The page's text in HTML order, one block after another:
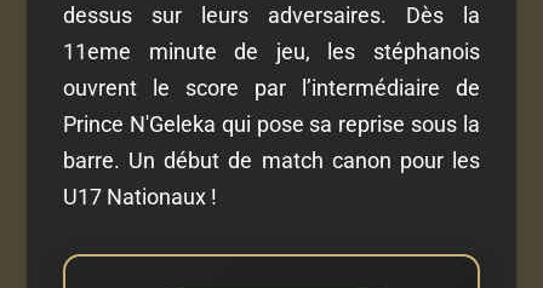
dessus sur leurs adversaires. Dès la
11eme minute de jeu, les stéphanois
ouvrent le score par l’intermédiaire de
Prince N'Geleka qui pose sa reprise sous la
barre. Un début de match canon pour les
U17 Nationaux !